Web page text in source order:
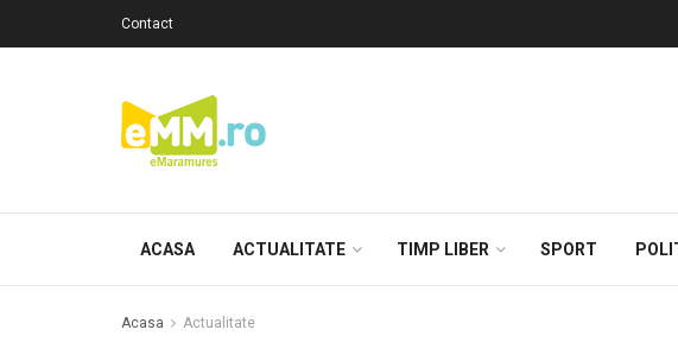
Contact
ACASA ACTUALITATE TIMP LIBER SPORT
Acasa Actualitate